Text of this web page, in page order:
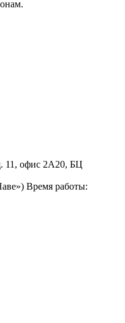
11, офис 2А20, БЦ
Время работы: